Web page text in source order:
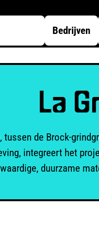
Bedrijven
La
de Brock-
integreert het
duurzame